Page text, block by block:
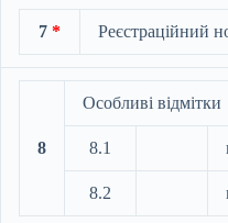
7 * Реєстраційний
8
Особливі відмітки
8.1
8.2